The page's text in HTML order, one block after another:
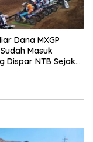
Dana MXGP
Masuk
Dispar NTB Sejak